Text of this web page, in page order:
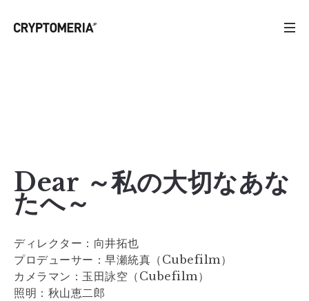
Dear ～私の大切なあな
たへ～
ディレクター：向井拓也
プロデューサー：早瀬統真（Cubefilm）
カメラマン：玉田詠空（Cubefilm）
照明：秋山恵二郎